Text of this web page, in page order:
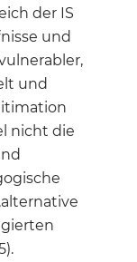
der IS
und
und
nicht die